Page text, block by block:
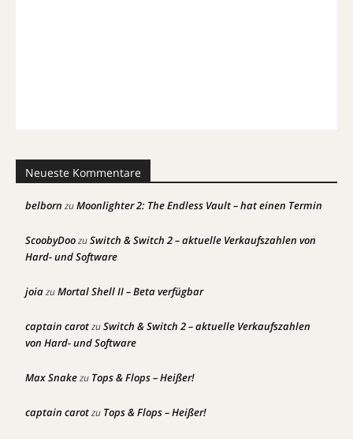
Neueste Kommentare
belborn zuMoonlighter 2: The Endless Vault – hat einen Termin
ScoobyDoozuSwitch & Switch 2 – aktuelle Verkaufszahlen von
Hard- und Software
joiazuMortal Shell II – Beta verfügbar
captain carotzuSwitch & Switch 2 – aktuelle Verkaufszahlen
von Hard- und Software
Max Snakezu Tops & Flops – Heißer!
captain carotzu Tops & Flops – Heißer!